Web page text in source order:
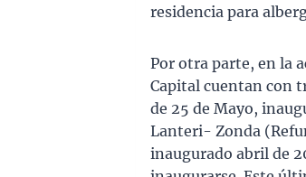
residencia para
Por otra parte, en la
Capital cuentan con
de 25 de Mayo,
Lanteri- Zonda
inaugurado abril de